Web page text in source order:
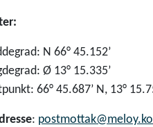
N 66° 45.152’
Ø 13° 15.335’
66° 45.687’ N, 13°
: